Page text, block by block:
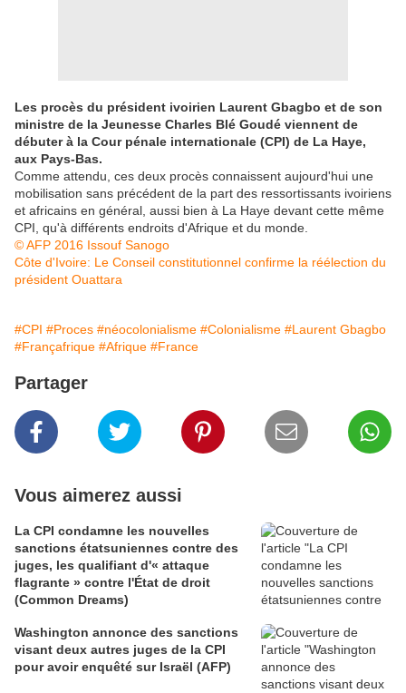
Les procès du président ivoirien Laurent Gbagbo et de son
ministre de la Jeunesse Charles Blé Goudé viennent de
débuter à la Cour pénale internationale (CPI) de La Haye,
aux Pays-Bas.
Comme attendu, ces deux procès connaissent aujourd'hui une
mobilisation sans précédent de la part des ressortissants ivoiriens
et africains en général, aussi bien à La Haye devant cette même
CPI, qu'à différents endroits d'Afrique et du monde.
© AFP 2016 Issouf Sanogo
Côte d'Ivoire: Le Conseil constitutionnel confirme la réélection du
président Ouattara
#CPI #Proces #néocolonialisme #Colonialisme #Laurent Gbagbo
#Françafrique #Afrique #France
Partager
Vous aimerez aussi
La CPI condamne les nouvelles
sanctions étatsuniennes contre des
juges, les qualifiant d'« attaque
flagrante » contre l'État de droit
(Common Dreams)
Washington annonce des sanctions
visant deux autres juges de la CPI
pour avoir enquêté sur Israël (AFP)